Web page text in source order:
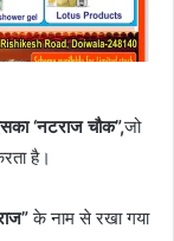
‘नटराज चौक”,जो
है।
के नाम से रखा गया